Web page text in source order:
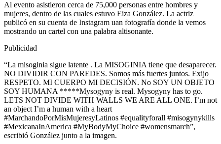
Al evento asistieron cerca de 75,000 personas entre hombres y
mujeres, dentro de las cuales estuvo Eiza González. La actriz
publicó en su cuenta de Instagram uan fotografía donde la vemos
mostrando un cartel con una palabra altisonante.
Publicidad
“La misoginia sigue latente . La MISOGINIA tiene que desaparecer.
NO DIVIDIR CON PAREDES. Somos más fuertes juntos. Exijo
RESPETO. MI CUERPO MI DECISIÓN. No SOY UN OBJETO
SOY HUMANA *****Mysogyny is real. Mysogyny has to go.
LETS NOT DIVIDE WITH WALLS WE ARE ALL ONE. I’m not
an object I’m a human with a heart
#MarchandoPorMisMujeresyLatinos #equalityforall #misogynykills
#MexicanaInAmerica #MyBodyMyChoice #womensmarch”,
escribió González junto a la imagen.